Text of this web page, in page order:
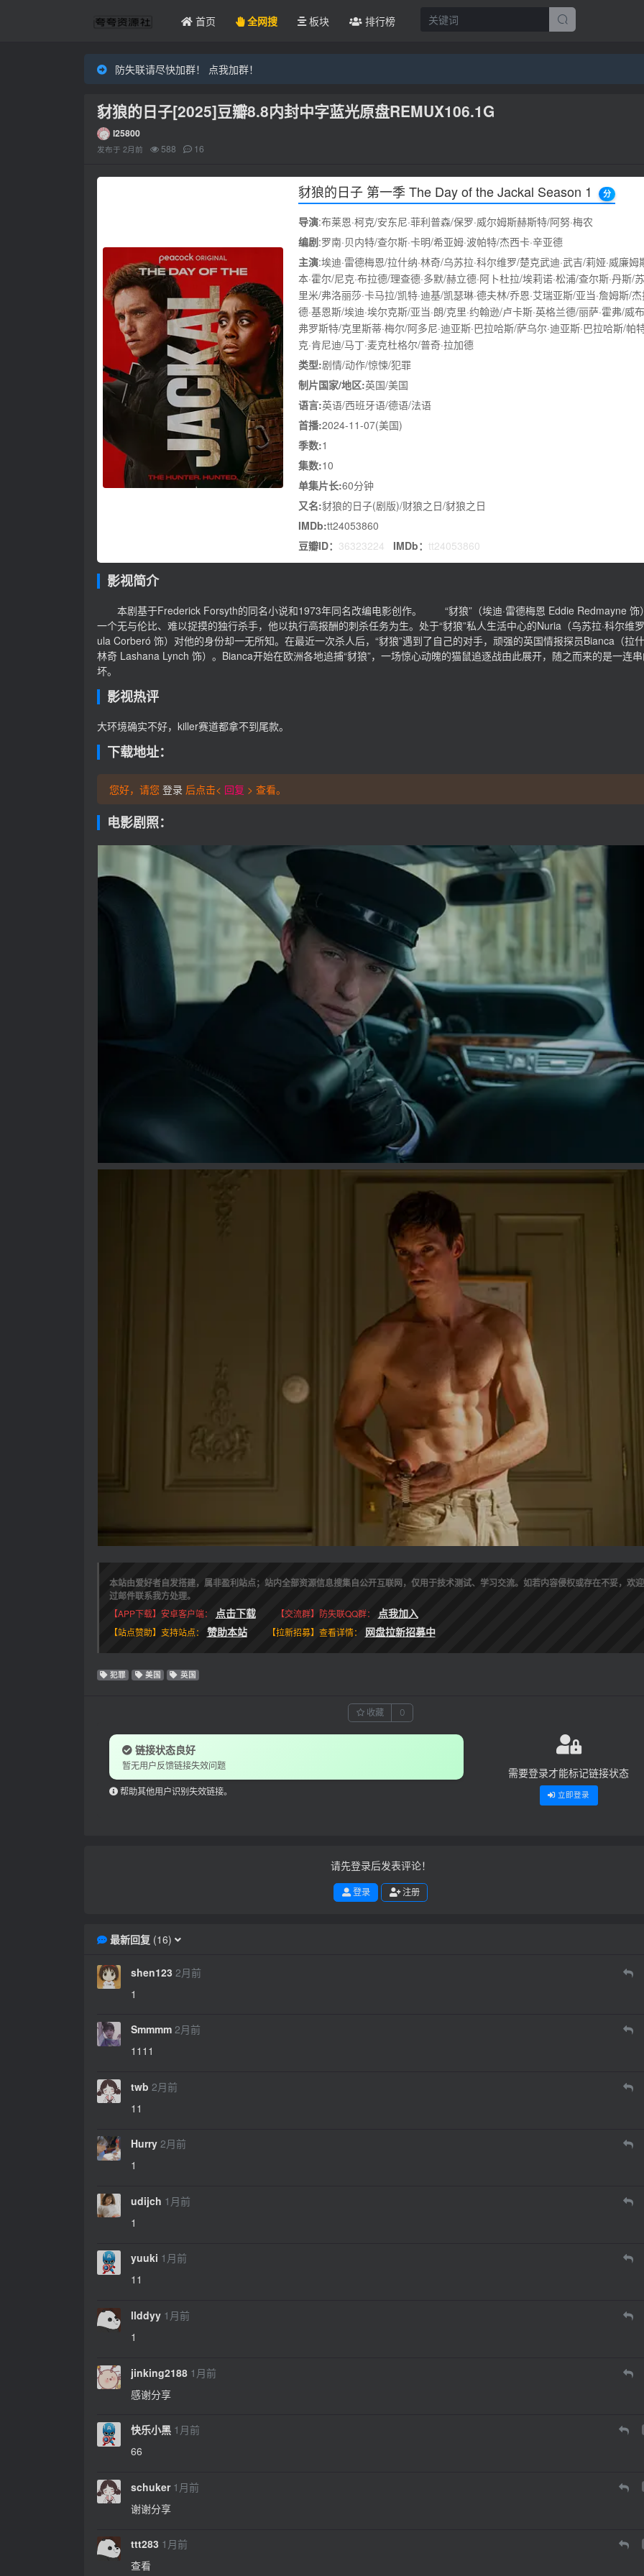
首页 全网搜 板块 排行榜
防失联请尽快加群！ 点我加群！
豺狼的日子[2025]豆瓣8.8内封中字蓝光原盘REMUX106.1G
l25800
发布于 2月前 588 16
豺狼的日子 第一季 The Day of the Jackal Season 1 分
导演:布莱恩·柯克/安东尼·菲利普森/保罗·威尔姆斯赫斯特/阿努·梅农
编剧:罗南·贝内特/查尔斯·卡明/希亚姆·波帕特/杰西卡·辛亚德
主演:埃迪·雷德梅恩/拉什纳·林奇/乌苏拉·科尔维罗/楚克武迪·武吉/莉娅·威廉姆
本·霍尔/尼克·布拉德/理查德·多默/赫立德·阿卜杜拉/埃莉诺·松浦/查尔斯·丹斯/
里米/弗洛丽莎·卡马拉/凯特·迪基/凯瑟琳·德夫林/乔恩·艾瑞亚斯/亚当·詹姆斯/
德·基恩斯/埃迪·埃尔克斯/亚当·朗/克里·约翰逊/卢卡斯·英格兰德/丽萨·霍弗/威
弗罗斯特/克里斯蒂·梅尔/阿多尼·迪亚斯·巴拉哈斯/萨乌尔·迪亚斯·巴拉哈斯/帕
克·肯尼迪/马丁·麦克杜格尔/普奇·拉加德
类型:剧情/动作/惊悚/犯罪
制片国家/地区:英国/美国
语言:英语/西班牙语/德语/法语
首播:2024-11-07(美国)
季数:1
集数:10
单集片长:60分钟
又名:豺狼的日子(剧版)/财狼之日/豺狼之日
IMDb:tt24053860
豆瓣ID： 36323224 IMDb： tt24053860
影视简介
本剧基于Frederick Forsyth的同名小说和1973年同名改编电影创作。 “豺狼”（埃迪·雷德梅恩 Eddie Redmayne 饰
一个无与伦比、难以捉摸的独行杀手，他以执行高报酬的刺杀任务为生。处于“豺狼”私人生活中心的Nuria（乌苏拉·科尔维
ula Corberó 饰）对他的身份却一无所知。在最近一次杀人后，“豺狼”遇到了自己的对手，顽强的英国情报探员Bianca（拉
林奇 Lashana Lynch 饰）。Bianca开始在欧洲各地追捕“豺狼”，一场惊心动魄的猫鼠追逐战由此展开，随之而来的是一连
坏。
影视热评
大环境确实不好，killer赛道都拿不到尾款。
下载地址：
您好，请您 登录 后点击< 回复 > 查看。
电影剧照：
本站由爱好者自发搭建，属非盈利站点；站内全部资源信息搜集自公开互联网，仅用于技术测试、学习交流。如若内容侵权或存在不妥，欢
过邮件联系我方处理。
【APP下载】安卓客户端： 点击下载 【交流群】防失联QQ群： 点我加入
【站点赞助】支持站点： 赞助本站 【拉新招募】查看详情： 网盘拉新招募中
犯罪 美国 英国
收藏 0
链接状态良好
暂无用户反馈链接失效问题
帮助其他用户识别失效链接。
需要登录才能标记链接状态
立即登录
请先登录后发表评论！
登录 注册
最新回复(16)
shen123 2月前
1
Smmmm 2月前
1111
twb 2月前
11
Hurry 2月前
1
udijch 1月前
1
yuuki 1月前
11
llddyy 1月前
1
jinking2188 1月前
感谢分享
快乐小黑 1月前
66
schuker 1月前
谢谢分享
ttt283 1月前
查看